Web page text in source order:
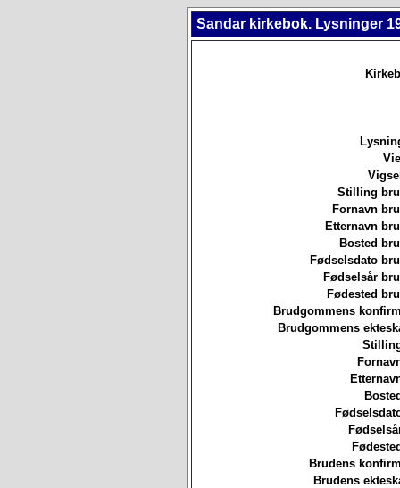
Sandar kirkebok. Lysninger
Stilling
Fornavn
Etternavn
Bosted
Fødselsdato
Fødselsår
Fødested
Brudgommens
Brudgommens
Brudens
Brudens